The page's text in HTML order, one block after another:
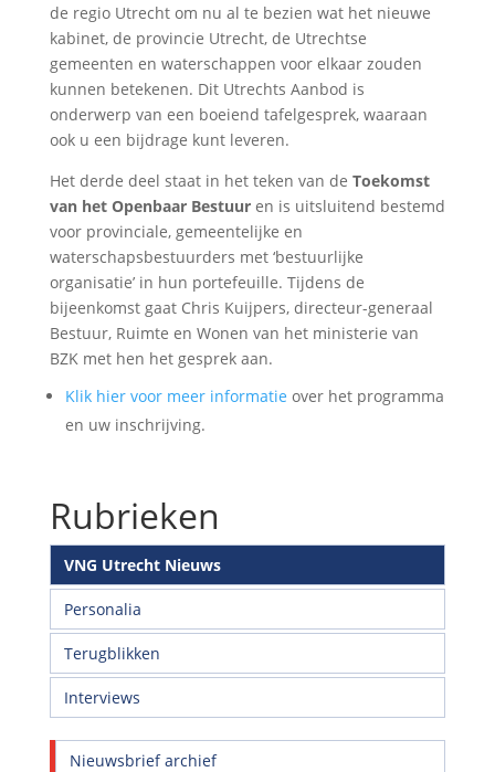
de regio Utrecht om nu al te bezien wat het nieuwe
kabinet, de provincie Utrecht, de Utrechtse
gemeenten en waterschappen voor elkaar zouden
kunnen betekenen. Dit Utrechts Aanbod is
onderwerp van een boeiend tafelgesprek, waaraan
ook u een bijdrage kunt leveren.
Het derde deel staat in het teken van de Toekomst
van het Openbaar Bestuuren is uitsluitend bestemd
voor provinciale, gemeentelijke en
waterschapsbestuurders met ‘bestuurlijke
organisatie’ in hun portefeuille. Tijdens de
bijeenkomst gaat Chris Kuijpers, directeur-generaal
Bestuur, Ruimte en Wonen van het ministerie van
BZK met hen het gesprek aan.
Klik hier voor meer informatie over het programma
en uw inschrijving.
Rubrieken
VNG Utrecht Nieuws
Personalia
Terugblikken
Interviews
Nieuwsbrief archief